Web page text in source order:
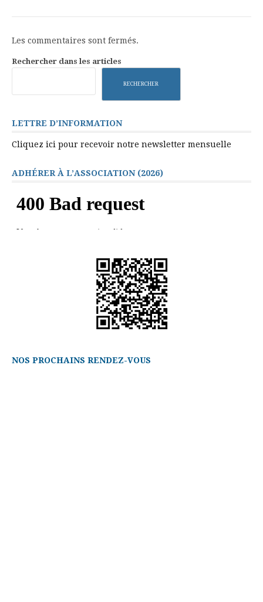
Les commentaires sont fermés.
Rechercher dans les articles
RECHERCHER
LETTRE D’INFORMATION
Cliquez ici pour recevoir notre newsletter mensuelle
ADHÉRER À L’ASSOCIATION (2026)
NOS PROCHAINS RENDEZ-VOUS